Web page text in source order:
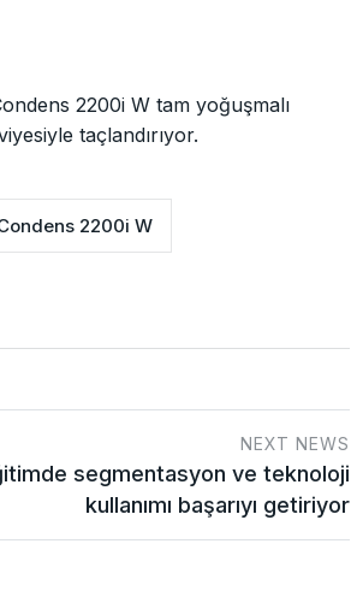
2200i W tam yoğuşmalı
taçlandırıyor.
2200i W
NEXT NEWS
segmentasyon ve teknoloji
kullanımı başarıyı getiriyor